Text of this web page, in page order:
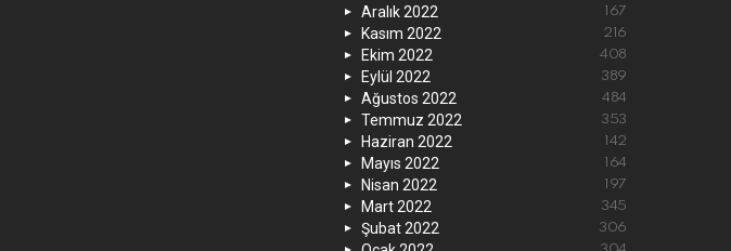
Aralık 2022 167
Kasım 2022 216
Ekim 2022 408
Eylül 2022 389
Ağustos 2022 484
Temmuz 2022 353
Haziran 2022 142
Mayıs 2022 164
Nisan 2022 197
Mart 2022 345
Şubat 2022 306